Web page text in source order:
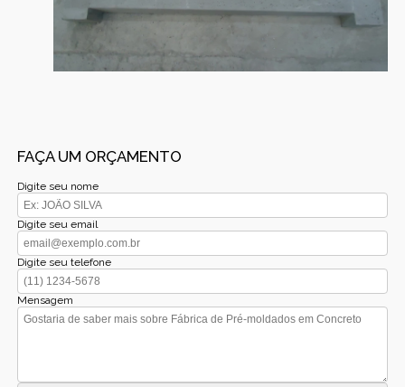
FAÇA UM ORÇAMENTO
Digite seu nome
Digite seu email
Digite seu telefone
Mensagem